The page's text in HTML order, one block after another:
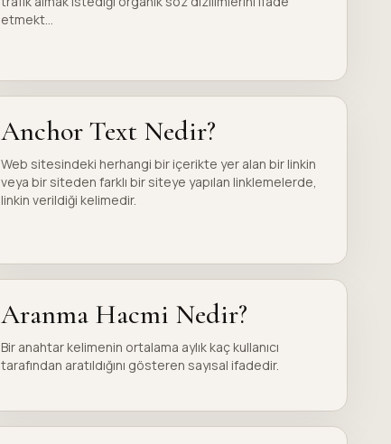
etmekt...
Anchor Text Nedir?
Web sitesindeki herhangi bir içerikte yer alan bir linkin
veya bir siteden farklı bir siteye yapılan linklemelerde,
linkin verildiği kelimedir.
Aranma Hacmi Nedir?
Bir anahtar kelimenin ortalama aylık kaç kullanıcı
tarafından aratıldığını gösteren sayısal ifadedir.